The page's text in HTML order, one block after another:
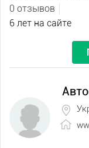
0 отзывов
6 лет на сайте